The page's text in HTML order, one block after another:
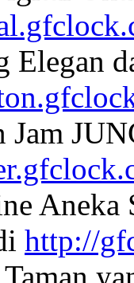
Elegan
Jam
Aneka
http://